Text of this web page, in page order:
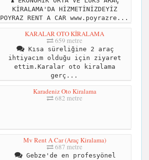
KİRALAMA'DA HİZMETİNİZDEYİZ
POYRAZ RENT A CAR www.poyrazre...
KARALAR OTO KİRALAMA
659 metre
Kısa süreliğine 2 araç
ihtiyacım olduğu için ziyaret
ettim.Karalar oto kiralama
gerç...
Karadeniz Oto Kiralama
682 metre
Mv Rent A Car (Araç Kiralama)
687 metre
Gebze'de en profesyönel